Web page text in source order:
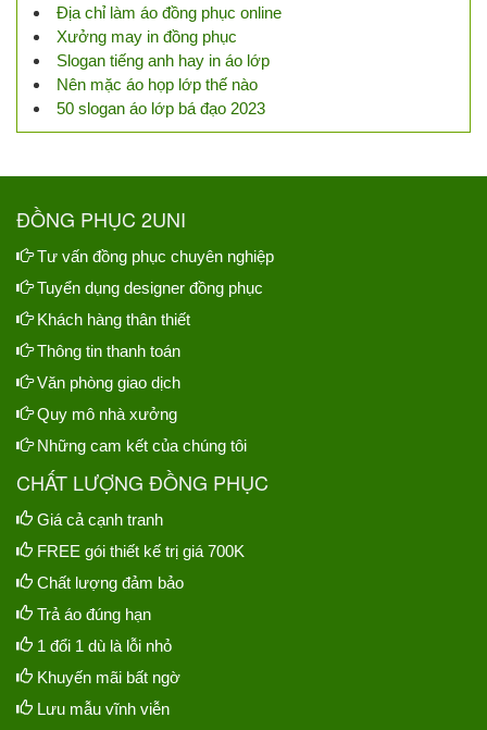
Địa chỉ làm áo đồng phục online
Xưởng may in đồng phục
Slogan tiếng anh hay in áo lớp
Nên mặc áo họp lớp thế nào
50 slogan áo lớp bá đạo 2023
ĐỒNG PHỤC 2UNI
Tư vấn đồng phục chuyên nghiệp
Tuyển dụng designer đồng phục
Khách hàng thân thiết
Thông tin thanh toán
Văn phòng giao dịch
Quy mô nhà xưởng
Những cam kết của chúng tôi
CHẤT LƯỢNG ĐỒNG PHỤC
Giá cả cạnh tranh
FREE gói thiết kế trị giá 700K
Chất lượng đảm bảo
Trả áo đúng hạn
1 đổi 1 dù là lỗi nhỏ
Khuyến mãi bất ngờ
Lưu mẫu vĩnh viễn